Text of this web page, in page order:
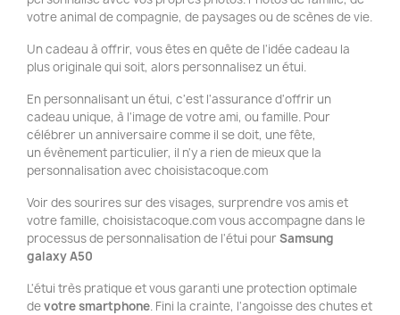
votre animal de compagnie, de paysages ou de scènes de vie.
Un cadeau à offrir, vous êtes en quête de l'idée cadeau la
plus originale qui soit, alors personnalisez un étui.
En personnalisant un étui, c'est l'assurance d'offrir un
cadeau unique, à l'image de votre ami, ou famille. Pour
célébrer un anniversaire comme il se doit, une fête,
un évènement particulier, il n'y a rien de mieux que la
personnalisation avec choisistacoque.com
Voir des sourires sur des visages, surprendre vos amis et
votre famille, choisistacoque.com vous accompagne dans le
processus de personnalisation de l'étui pour Samsung
galaxy A50
L'étui très pratique et vous garanti une protection optimale
devotre smartphone. Fini la crainte, l'angoisse des chutes et